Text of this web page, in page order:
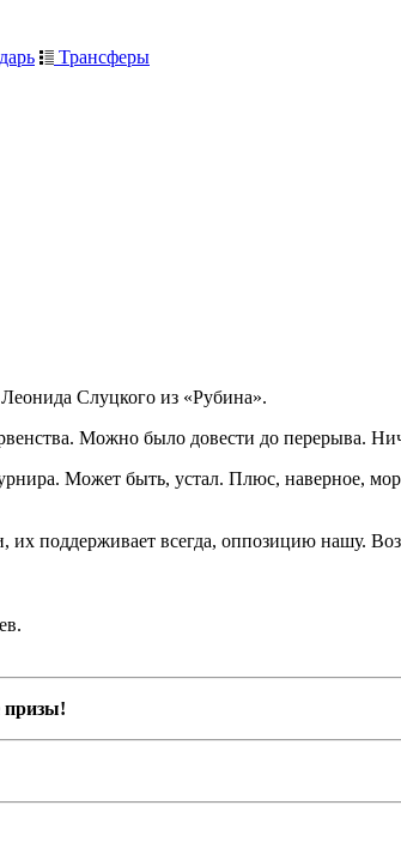
Трансферы
Слуцкого из «Рубина».
Можно было довести до перерыва.
Может быть, устал. Плюс, наверное,
поддерживает всегда, оппозицию нашу.
призы!